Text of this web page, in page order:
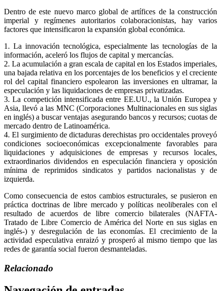
Dentro de este nuevo marco global de artífices de la construcción
imperial y regímenes autoritarios colaboracionistas, hay varios
factores que intensificaron la expansión global económica.
1. La innovación tecnológica, especialmente las tecnologías de la
información, aceleró los flujos de capital y mercancías.
2. La acumulación a gran escala de capital en los Estados imperiales,
una bajada relativa en los porcentajes de los beneficios y el creciente
rol del capital financiero espolearon las inversiones en ultramar, la
especulación y las liquidaciones de empresas privatizadas.
3. La competición intensificada entre EE.UU., la Unión Europea y
Asia, llevó a las MNC (Corporaciones Multinacionales en sus siglas
en inglés) a buscar ventajas asegurando bancos y recursos; cuotas de
mercado dentro de Latinoamérica.
4. El surgimiento de dictaduras derechistas pro occidentales proveyó
condiciones socioeconómicas excepcionalmente favorables para
liquidaciones y adquisiciones de empresas y recursos locales,
extraordinarios dividendos en especulación financiera y oposición
mínima de reprimidos sindicatos y partidos nacionalistas y de
izquierda.
Como consecuencia de estos cambios estructurales, se pusieron en
práctica doctrinas de libre mercado y políticas neoliberales con el
resultado de acuerdos de libre comercio bilaterales (NAFTA-
Tratado de Libre Comercio de América del Norte en sus siglas en
inglés-) y desregulación de las economías. El crecimiento de la
actividad especulativa enraizó y prosperó al mismo tiempo que las
redes de garantía social fueron desmanteladas.
Relacionado